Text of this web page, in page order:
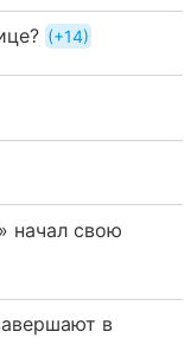
+14
начал свою
в